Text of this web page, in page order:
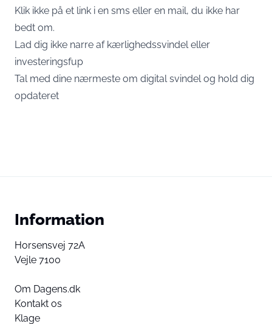
Klik ikke på et link i en sms eller en mail, du ikke har
bedt om.
Lad dig ikke narre af kærlighedssvindel eller
investeringsfup
Tal med dine nærmeste om digital svindel og hold dig
opdateret
Information
Horsensvej 72A
Vejle 7100
Om Dagens.dk
Kontakt os
Klage